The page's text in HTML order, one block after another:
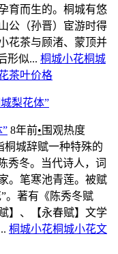
育而生的。桐城有悠
公（孙晋）宦游时得
花茶与顾渚、蒙顶并
形似... 桐城小花桐城
茶叶价格
8年前• 围观热度
城辞赋一种特殊的
秀冬。当代诗人，词
。笔寒池青莲。被赋
。著有《陈秀冬赋
】、【永春赋】文学
桐城小花桐城小花文